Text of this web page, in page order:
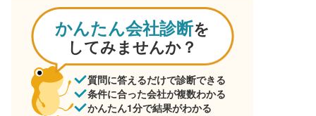
かんたん会社診断を
してみませんか？
質問に答えるだけで診断できる
条件に合った会社が複数わかる
かんたん1分で結果がわかる